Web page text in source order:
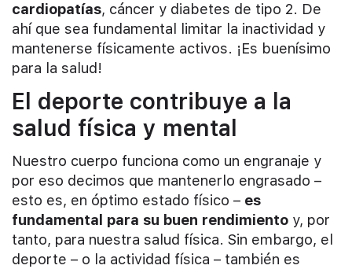
cardiopatías, cáncer y diabetes de tipo 2. De
ahí que sea fundamental limitar la inactividad y
mantenerse físicamente activos. ¡Es buenísimo
para la salud!
El deporte contribuye a la
salud física y mental
Nuestro cuerpo funciona como un engranaje y
por eso decimos que mantenerlo engrasado –
esto es, en óptimo estado físico – es
fundamental para su buen rendimiento y, por
tanto, para nuestra salud física. Sin embargo, el
deporte – o la actividad física – también es